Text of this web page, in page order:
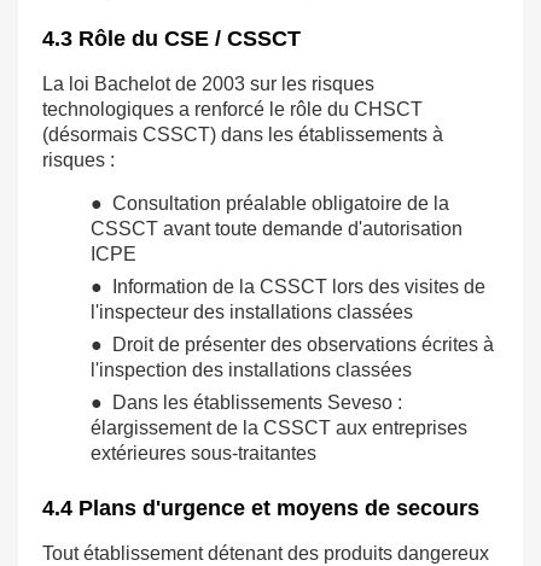
4.3 Rôle du CSE / CSSCT
La loi Bachelot de 2003 sur les risques
technologiques a renforcé le rôle du CHSCT
(désormais CSSCT) dans les établissements à
risques :
● Consultation préalable obligatoire de la
CSSCT avant toute demande d'autorisation
ICPE
● Information de la CSSCT lors des visites de
l'inspecteur des installations classées
● Droit de présenter des observations écrites à
l'inspection des installations classées
● Dans les établissements Seveso :
élargissement de la CSSCT aux entreprises
extérieures sous-traitantes
4.4 Plans d'urgence et moyens de secours
Tout établissement détenant des produits dangereux